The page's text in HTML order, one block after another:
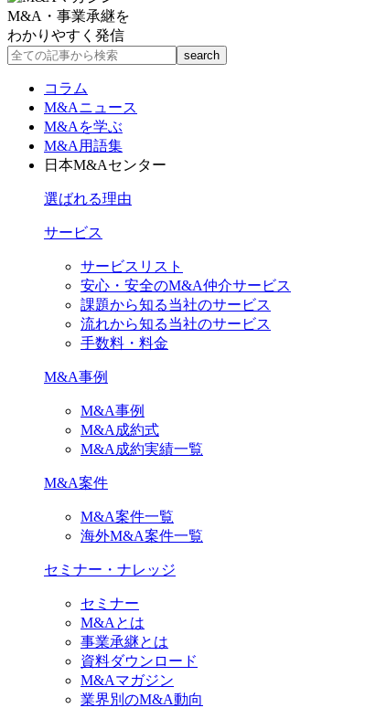
M&A・事業承継を
わかりやすく発信
コラム
M&Aニュース
M&Aを学ぶ
M&A用語集
日本M&Aセンター
選ばれる理由
サービス
サービスリスト
安心・安全のM&A仲介サービス
課題から知る当社のサービス
流れから知る当社のサービス
手数料・料金
M&A事例
M&A事例
M&A成約式
M&A成約実績一覧
M&A案件
M&A案件一覧
海外M&A案件一覧
セミナー・ナレッジ
セミナー
M&Aとは
事業承継とは
資料ダウンロード
M&Aマガジン
業界別のM&A動向